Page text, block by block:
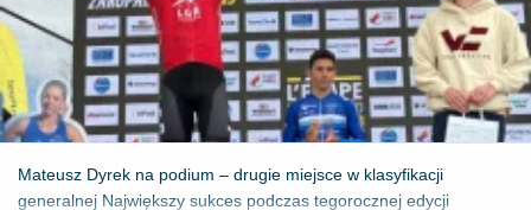
Mateusz Dyrek na podium – drugie miejsce w klasyfikacji
generalnej Największy sukces podczas tegorocznej edycji